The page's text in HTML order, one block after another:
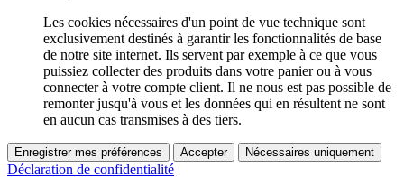
Les cookies nécessaires d'un point de vue technique sont
exclusivement destinés à garantir les fonctionnalités de base
de notre site internet. Ils servent par exemple à ce que vous
puissiez collecter des produits dans votre panier ou à vous
connecter à votre compte client. Il ne nous est pas possible de
remonter jusqu'à vous et les données qui en résultent ne sont
en aucun cas transmises à des tiers.
Enregistrer mes préférences Accepter Nécessaires uniquement
Déclaration de confidentialité